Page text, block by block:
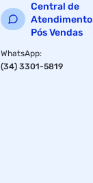
Central de
Atendimento
Pós Vendas
WhatsApp:
(34) 3301-5819